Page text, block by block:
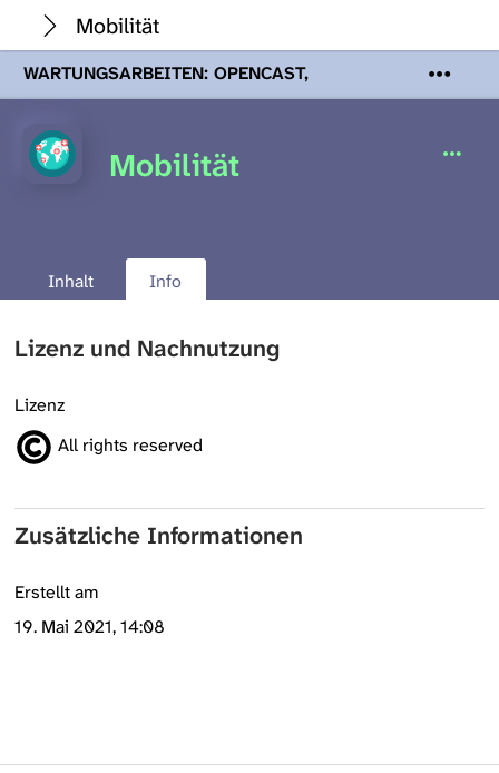
Mobilität
WARTUNGSARBEITEN: OPENCAST,
PODCASTS & TOBIRA
Mi 19. August
Wartungsarbeiten an den Opencast-
Servern werden Ihnen Podcasts,
Mobilität
Inhalt Info
Lizenz und Nachnutzung
Lizenz
All rights reserved
Zusätzliche Informationen
Erstellt am
19. Mai 2021, 14:08